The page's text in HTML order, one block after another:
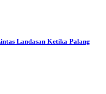
Landasan Ketika Palang